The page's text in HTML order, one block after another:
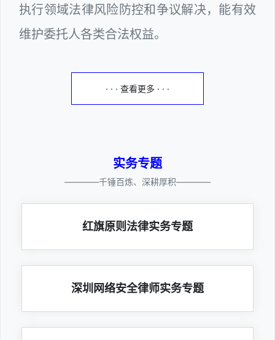
执行领域法律风险防控和争议解决，能有效
维护委托人各类合法权益。
· · · 查看更多 · · ·
实务专题
————千锤百炼、深耕厚积————
红旗原则法律实务专题
深圳网络安全律师实务专题